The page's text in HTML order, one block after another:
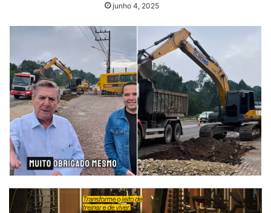
junho 4, 2025